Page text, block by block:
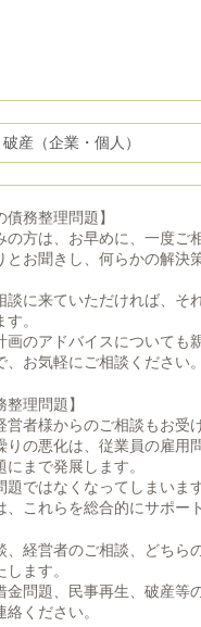
産（企業・個人）
債務整理問題】
の方は、お早めに、一度ご
とお聞きし、何らかの解決
談に来ていただければ、そ
。
画のアドバイスについても
、お気軽にご相談ください。
整理問題】
営者様からのご相談もお受
りの悪化は、従業員の雇用
まで発展します。
題ではなくなってしまいます
、これらを総合的にサポー
、経営者のご相談、どちら
ます。
金問題、民事再生、破産等
ください。